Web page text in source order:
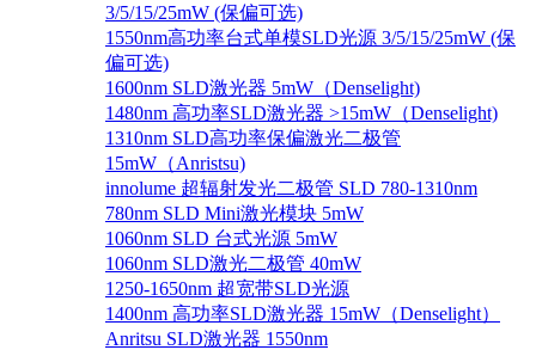
3/5/15/25mW (保偏可选)
1550nm高功率台式单模SLD光源 3/5/15/25mW (保
偏可选)
1600nm SLD激光器 5mW（Denselight)
1480nm 高功率SLD激光器 >15mW（Denselight)
1310nm SLD高功率保偏激光二极管
15mW（Anristsu)
innolume 超辐射发光二极管 SLD 780-1310nm
780nm SLD Mini激光模块 5mW
1060nm SLD 台式光源 5mW
1060nm SLD激光二极管 40mW
1250-1650nm 超宽带SLD光源
1400nm 高功率SLD激光器 15mW（Denselight）
Anritsu SLD激光器 1550nm